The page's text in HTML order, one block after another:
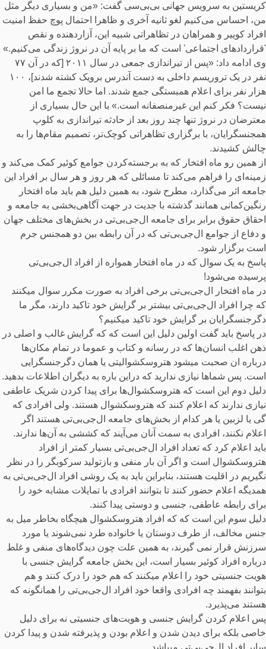
کریستین به سرویس جهانی بی‌بی‌سی گفت:‌ «من و بسیاری دیگر مثل
من، احساس می‌‌کنیم لغو ثانیه آخری و ظاهرا احتمال پوچ حفظ امنیت
افراد کوییر و همراهان در تظاهراتی شبیه این، آزاردهنده و نقص
'قراردادهای اجتماعی' است که ما بر پایه آن در نروژ زندگی می‌کنیم.»
وی ادامه داد: «پس از تیراندازی جمعی در سال ۲۰۱۱ [که در آن ۷۷
نفر در یک تروریسم داخلی به دست آندرس برویک کشته شدند]، ۱۰۰
هزار نفر برای اعلام همبستگی جمع شدند. اما حالا تجمع ما امن
نیست؟ فکر کنم این غیرمنصفانه است.» با این حال بسیاری از
معترضان در نروژ تنها چند روز بعد از حادثه تیراندازی به کلوپ
همجنسگرایان، با برگزاری تظاهراتی کوچک‌تر، تصمیم مقام‌ها را به
چالش کشیدند.
از همین رو ماه افتخار که به برجسته‌کردن جوامع کوئیر کمک می‌کند و
زمینه‌ای را فراهم می‌کند تا مسائلی که هر روز و هر سال بر افراد این
جامعه اثر می‌گذارد، مطرح شود، به همین دلیل هم باید ماه افتخار
رنگین‌کمانی همانند گذشته با جدیت در جهت آگاهی‌بخشی به جامعه و
احقاق حقوق برابر برای جامعه ال‌جی‌بی‌تی‌ در بخش‌های مختلف جهان
و دفاع از جوامع ال‌جی‌بی‌تی‌ که در آن رابطه بین دو همجنس جرم
است برگزار شود.
پاسخ به یک سوال که در ماه افتخار همواره از افراد ال‌جی‌بی‌تی‌
پرسیده می‌شود!
در ماه افتخار ال‌جی‌بی‌تی‌ برخی افراد به صورت مکرر سوال میکنند
که چرا افراد ال‌جی‌بی‌تی بیشتر بر گرایش خود تاکید دارند، مگر ما
دگرجنسگرایان بر گرایش خود تاکید میکنیم؟
در پاسخ باید گفت اولین دلیل این است که که گرایش غالب و اصلی در
ذهن اغلب انسان‌ها که در رسانه و کتاب و عموما در تمام مکان‌ها
درباره ان صحبت میشود هتروسکشوالیتی یا همان دگرجنسگرایی
است. پس شماها نیازی ندارید که دراین باره به دیگران اطلاعات بدهید.
دلیل دوم این است که هتروسکشوال‌ها برای پیدا کردن شریک عاطفی
نیازی ندارند که اعلام کنند که هتروسکشوال هستند. ولی افرادی که
گی یا لزبین یا هر کدام از بخش‌های جامعه ال‌جی‌بی‌تی‌ هستند اگر
اعلام نکنند، افرادی به سمت آنان می‌آیند که کششی به آن‌ها ندارند.
باید اعلام کرد که تعداد افراد ال‌جی‌بی‌تی‌ بسیار کمتر از افراد
هتروسکشوال است و اگر آن بار منفی و بازتولید سرکوبگر را در نظر
نگیریم در اقلیت هستند، بنابراین باید به یک روشی افراد ال‌جی‌بی‌تی‌ به
همدیگه اعلام حضور کنند تا بتوانند افرادی با تمایلات مشابه خود را
برای رابطه عاطفی، جنسی و دوستی پیدا کنند.
دلیل سوم این است که که افراد هتروسکشوال هیچگاه بخاطر میل به
جنس مخالف، از طرف دوستان یا خانواده طرد نمی‌شوند یا مورد
سرزنش قرار نمی گیرند، به همین علت چون دیدگاه‌های منفی و غلط
درباره افراد کوئیر بسیار است، این بخش جامعه گرایش جنسی با
هویت جنسیتی خود را اعلام میکنند که هم خود را درک کنند و هم
بتوانند بفهمند چه افرادی واقعا خود افراد ال‌جی‌بی‌تی‌ را همانگونه که
هستند می‌پذیرد.
پس اعلام کردن گرایش جنسی و هویت‌های جنسیتی نه برای دلیل
خاصی بلکه برای دیدن شدن و اعلام بودن و پذیرفته شدن و پیدا کردن